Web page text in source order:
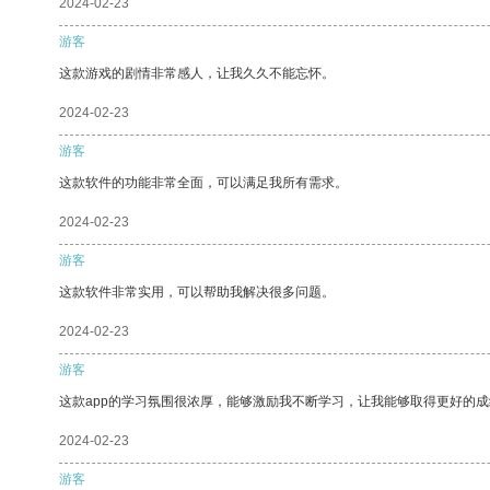
2024-02-23
游客
这款游戏的剧情非常感人，让我久久不能忘怀。
2024-02-23
游客
这款软件的功能非常全面，可以满足我所有需求。
2024-02-23
游客
这款软件非常实用，可以帮助我解决很多问题。
2024-02-23
游客
这款app的学习氛围很浓厚，能够激励我不断学习，让我能够取得更好的
2024-02-23
游客